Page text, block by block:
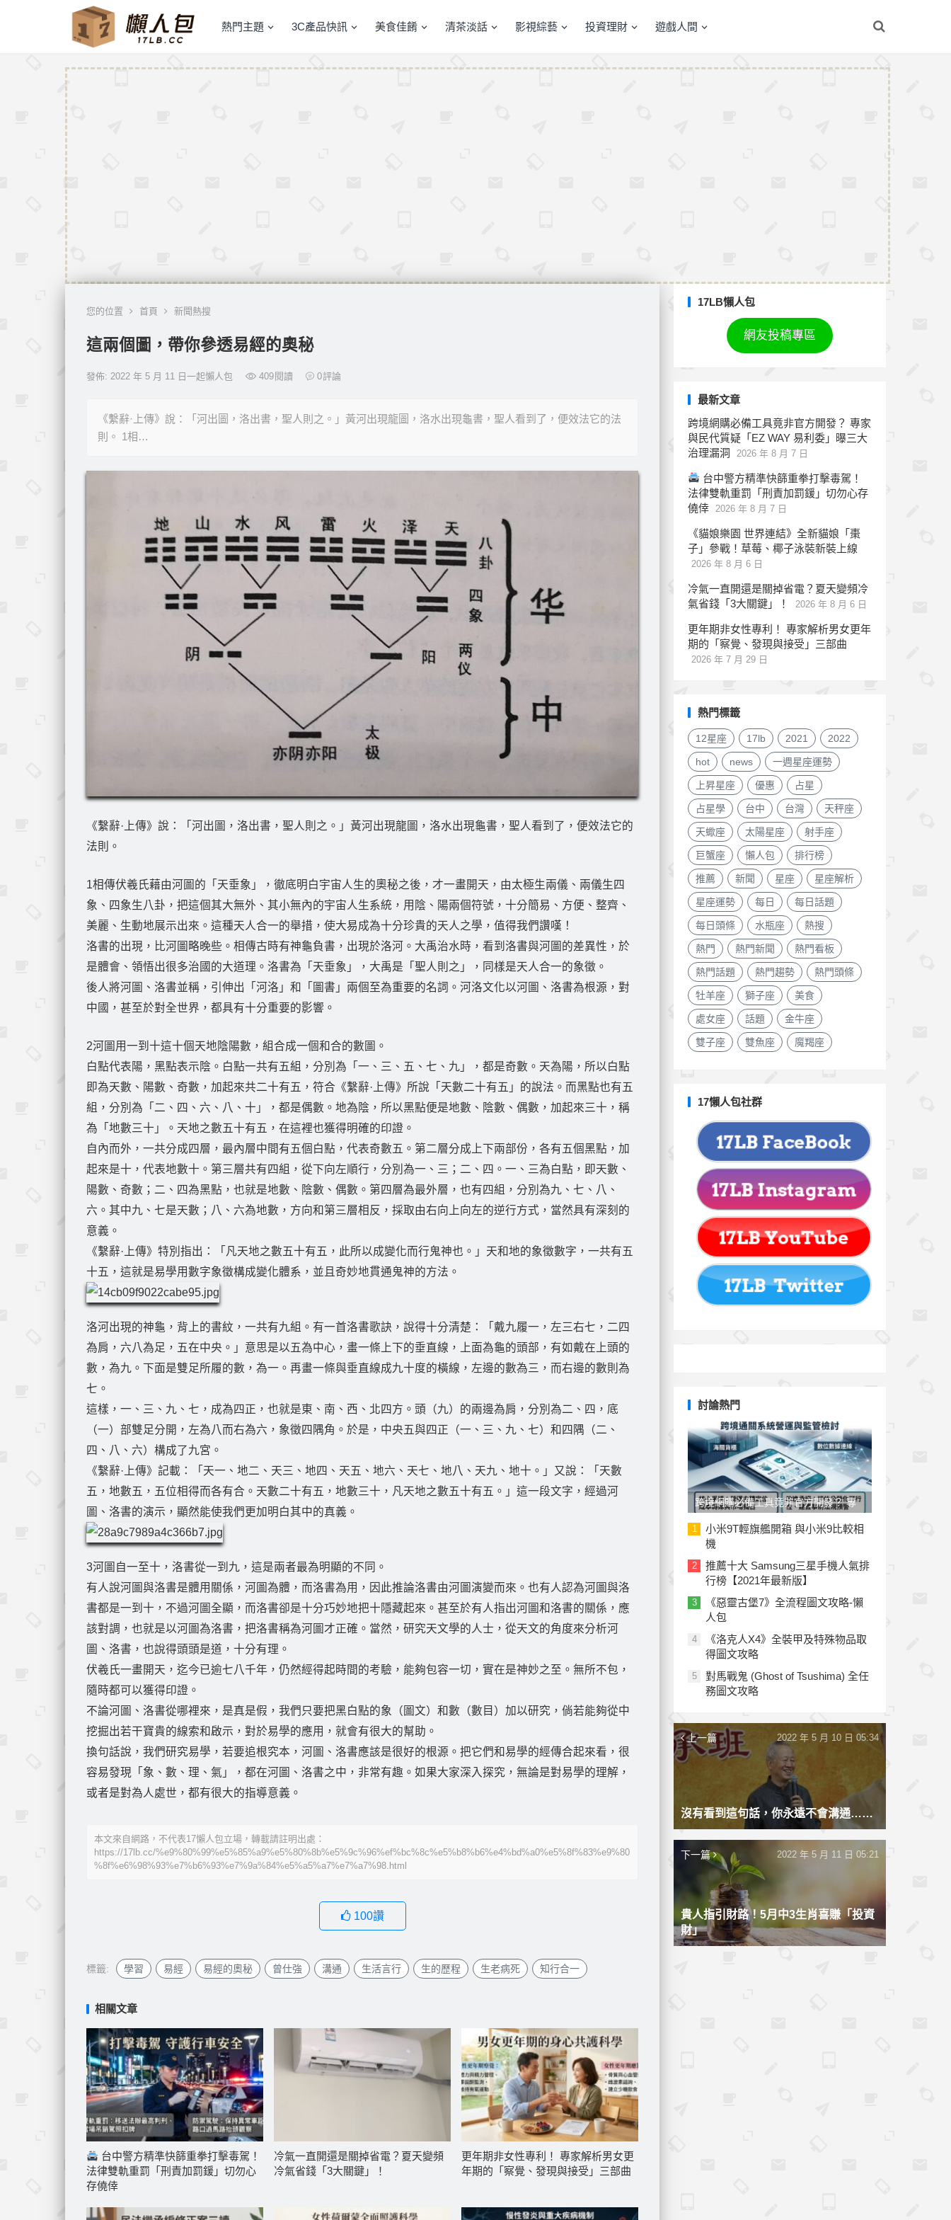
熱門主題 3C產品快訊 美食佳餚 清茶淡話 影視綜藝 投資理財 遊戲人間
您的位置 首頁 新聞熱搜
這兩個圖，帶你參透易經的奧秘
發佈: 2022 年 5 月 11 日一起懶人包 409 閱讀 0評論
《繫辭·上傳》說：「河出圖，洛出書，聖人則之。」黃河出現龍圖，洛水出現龜書，聖人看到了，便效法它的法
則。 1相…
《繫辭·上傳》說：「河出圖，洛出書，聖人則之。」黃河出現龍圖，洛水出現龜書，聖人看到了，便效法它的
法則。
1相傳伏羲氏藉由河圖的「天垂象」，徹底明白宇宙人生的奧秘之後，才一畫開天，由太極生兩儀、兩儀生四
象、四象生八卦，把這個其大無外、其小無內的宇宙人生系統，用陰、陽兩個符號，十分簡易、方便、整齊、
美麗、生動地展示出來。這種天人合一的舉措，使大易成為十分珍貴的天人之學，值得我們讚嘆！
洛書的出現，比河圖略晚些。相傳古時有神龜負書，出現於洛河。大禹治水時，看到洛書與河圖的差異性，於
是體會、領悟出很多治國的大道理。洛書為「天垂象」，大禹是「聖人則之」，同樣是天人合一的象徵。
後人將河圖、洛書並稱，引伸出「河洛」和「圖書」兩個至為重要的名詞。河洛文化以河圖、洛書為根源，對
中國，甚至於對全世界，都具有十分重要的影響。
2河圖用一到十這十個天地陰陽數，組合成一個和合的數圖。
白點代表陽，黑點表示陰。白點一共有五組，分別為「一、三、五、七、九」，都是奇數。天為陽，所以白點
即為天數、陽數、奇數，加起來共二十有五，符合《繫辭·上傳》所說「天數二十有五」的說法。而黑點也有五
組，分別為「二、四、六、八、十」，都是偶數。地為陰，所以黑點便是地數、陰數、偶數，加起來三十，稱
為「地數三十」。天地之數五十有五，在這裡也獲得明確的印證。
自內而外，一共分成四層，最內層中間有五個白點，代表奇數五。第二層分成上下兩部份，各有五個黑點，加
起來是十，代表地數十。第三層共有四組，從下向左順行，分別為一、三；二、四。一、三為白點，即天數、
陽數、奇數；二、四為黑點，也就是地數、陰數、偶數。第四層為最外層，也有四組，分別為九、七、八、
六。其中九、七是天數；八、六為地數，方向和第三層相反，採取由右向上向左的逆行方式，當然具有深刻的
意義。
《繫辭·上傳》特別指出：「凡天地之數五十有五，此所以成變化而行鬼神也。」天和地的象徵數字，一共有五
十五，這就是易學用數字象徵構成變化體系，並且奇妙地貫通鬼神的方法。
洛河出現的神龜，背上的書紋，一共有九組。有一首洛書歌訣，說得十分清楚：「戴九履一，左三右七，二四
為肩，六八為足，五在中央。」意思是以五為中心，畫一條上下的垂直線，上面為龜的頭部，有如戴在上頭的
數，為九。下面是雙足所履的數，為一。再畫一條與垂直線成九十度的橫線，左邊的數為三，而右邊的數則為
七。
這樣，一、三、九、七，成為四正，也就是東、南、西、北四方。頭（九）的兩邊為肩，分別為二、四，底
（一）部雙足分開，左為八而右為六，象徵四隅角。於是，中央五與四正（一、三、九、七）和四隅（二、
四、八、六）構成了九宮。
《繫辭·上傳》記載：「天一、地二、天三、地四、天五、地六、天七、地八、天九、地十。」又說：「天數
五，地數五，五位相得而各有合。天數二十有五，地數三十，凡天地之數五十有五。」這一段文字，經過河
圖、洛書的演示，顯然能使我們更加明白其中的真義。
3河圖自一至十，洛書從一到九，這是兩者最為明顯的不同。
有人說河圖與洛書是體用關係，河圖為體，而洛書為用，因此推論洛書由河圖演變而來。也有人認為河圖與洛
書都是一到十，不過河圖全顯，而洛書卻是十分巧妙地把十隱藏起來。甚至於有人指出河圖和洛書的關係，應
該對調，也就是以河圖為洛書，把洛書稱為河圖才正確。當然，研究天文學的人士，從天文的角度來分析河
圖、洛書，也說得頭頭是道，十分有理。
伏羲氏一畫開天，迄今已逾七八千年，仍然經得起時間的考驗，能夠包容一切，實在是神妙之至。無所不包，
隨時都可以獲得印證。
不論河圖、洛書從哪裡來，是真是假，我們只要把黑白點的象（圖文）和數（數目）加以研究，倘若能夠從中
挖掘出若干寶貴的線索和啟示，對於易學的應用，就會有很大的幫助。
換句話說，我們研究易學，若要追根究本，河圖、洛書應該是很好的根源。把它們和易學的經傳合起來看，很
容易發現「象、數、理、氣」，都在河圖、洛書之中，非常有趣。如果大家深入探究，無論是對易學的理解，
或者是對為人處世，都有很大的指導意義。
本文來自網路，不代表17懶人包立場，轉載請註明出處：
https://17lb.cc/%e9%80%99%e5%85%a9%e5%80%8b%e5%9c%96%ef%bc%8c%e5%b8%b6%e4%bd%a0%e5%8f%83%e9%80
%8f%e6%98%93%e7%b6%93%e7%9a%84%e5%a5%a7%e7%a7%98.html
100讚
標籤: 學習 易經 易經的奧秘 曾仕強 溝通 生活言行 生的歷程 生老病死 知行合一
相關文章
台中警方精準快篩重拳打擊毒駕！
法律雙軌重罰「刑責加罰鍰」切勿心
存僥倖
冷氣一直開還是關掉省電？夏天變頻
冷氣省錢「3大關鍵」！
更年期非女性專利！ 專家解析男女更
年期的「察覺、發現與接受」三部曲
17LB懶人包
網友投稿專區
最新文章
跨境網購必備工具竟非官方開發？ 專家
與民代質疑「EZ WAY 易利委」曝三大
治理漏洞
2026 年 8 月 7 日
台中警方精準快篩重拳打擊毒駕！
法律雙軌重罰「刑責加罰鍰」切勿心存
僥倖
2026 年 8 月 7 日
《貓娘樂園 世界連結》全新貓娘「棗
子」參戰！草莓、椰子泳裝新裝上線
2026 年 8 月 6 日
冷氣一直開還是關掉省電？夏天變頻冷
氣省錢「3大關鍵」！
2026 年 8 月 6 日
更年期非女性專利！ 專家解析男女更年
期的「察覺、發現與接受」三部曲
2026 年 7 月 29 日
熱門標籤
12星座 17lb 2021 2022
hot news 一週星座運勢
上昇星座 優惠 占星
占星學 台中 台灣 天秤座
天蠍座 太陽星座 射手座
巨蟹座 懶人包 排行榜
推薦 新聞 星座 星座解析
星座運勢 每日 每日話題
每日頭條 水瓶座 熱搜
熱門 熱門新聞 熱門看板
熱門話題 熱門趨勢 熱門頭條
牡羊座 獅子座 美食
處女座 話題 金牛座
雙子座 雙魚座 魔羯座
17懶人包社群
討論熱門
跨境網購必備工具竟非官方開發？ 專
家與民代質疑「EZ WAY 易利委」曝三
大治理漏洞
1
小米9T輕旗艦開箱 與小米9比較相
機
2
推薦十大 Samsung三星手機人氣排
行榜【2021年最新版】
3
《惡靈古堡7》全流程圖文攻略-懶
人包
4
《洛克人X4》全裝甲及特殊物品取
得圖文攻略
5
對馬戰鬼 (Ghost of Tsushima) 全任
務圖文攻略
上一篇
沒有看到這句話，你永遠不會溝通……
2022 年 5 月 10 日 05:34
下一篇
貴人指引財路！5月中3生肖喜賺「投資
財」
2022 年 5 月 11 日 05:21